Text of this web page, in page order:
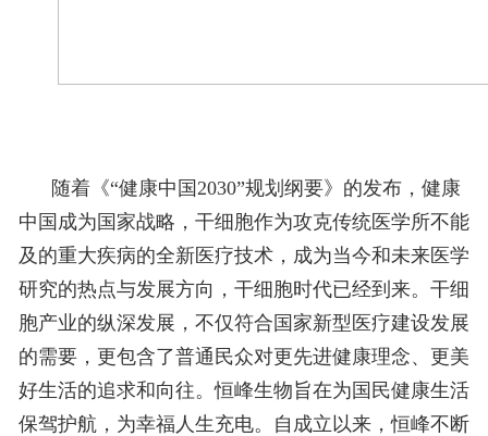
随着《“健康中国2030”规划纲要》的发布，健康
中国成为国家战略，干细胞作为攻克传统医学所不能
及的重大疾病的全新医疗技术，成为当今和未来医学
研究的热点与发展方向，干细胞时代已经到来。干细
胞产业的纵深发展，不仅符合国家新型医疗建设发展
的需要，更包含了普通民众对更先进健康理念、更美
好生活的追求和向往。恒峰生物旨在为国民健康生活
保驾护航，为幸福人生充电。自成立以来，恒峰不断